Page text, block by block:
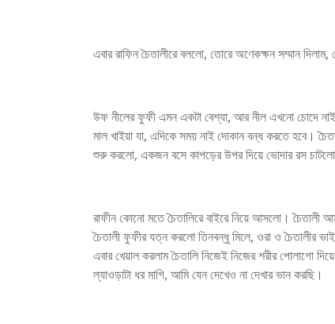
এবার রাফিন চৈতালীরে বললো, তোরে অণেকক্ষন সম্মান
উফ নীলের ফুফী এমন একটা বেশ্যা, আর নীল এখনো চোদে
মাল খাইয়া যা, এদিকে সময় নাই দোকান বন্ধ করতে হবে।
শুরু করলো, একজন বসে কাপড়ের উপর দিয়ে ভোদার রস
রাফীন কোনো মতে চৈতালিরে বাইরে নিয়ে আসলো। চৈতালী
চৈতালী ফুফীর যত্ন করলো তিনবন্ধু মিলে, ওরা ও চৈতালীর
এবার খেয়াল করলাম চৈতালি নিজেই নিজের শরীর পোলাগো
ল্যাওড়াটা ধর মাগি, আমি যেন দেখেও না দেখার ভান করছি।